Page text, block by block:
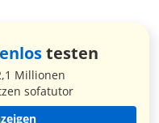
testen
Millionen
sofatutor